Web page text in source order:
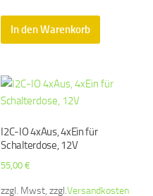
In den Warenkorb
I2C-IO 4xAus, 4xEin für
Schalterdose, 12V
55,00€
zzgl. Mwst, zzgl.Versandkosten